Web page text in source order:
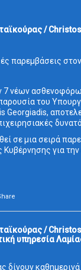
/
παρεμβάσεις
νέων
του
Georgiadis,
σε μια σειρά
για
/
υπηρεσία
δίνουν